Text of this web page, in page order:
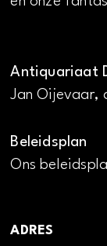
Antiquariaat
Jan Oijevaar,
Beleidsplan
Ons
ADRES